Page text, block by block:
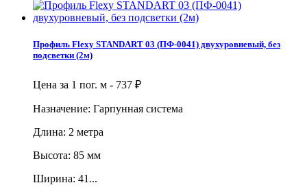
Профиль Flexy STANDART 03 (ПФ-0041) двухуровневый, без
подсветки (2м)
Цена за 1 пог. м - 737 ₽
Назначение: Гарпунная система
Длина: 2 метра
Высота: 85 мм
Ширина: 41...